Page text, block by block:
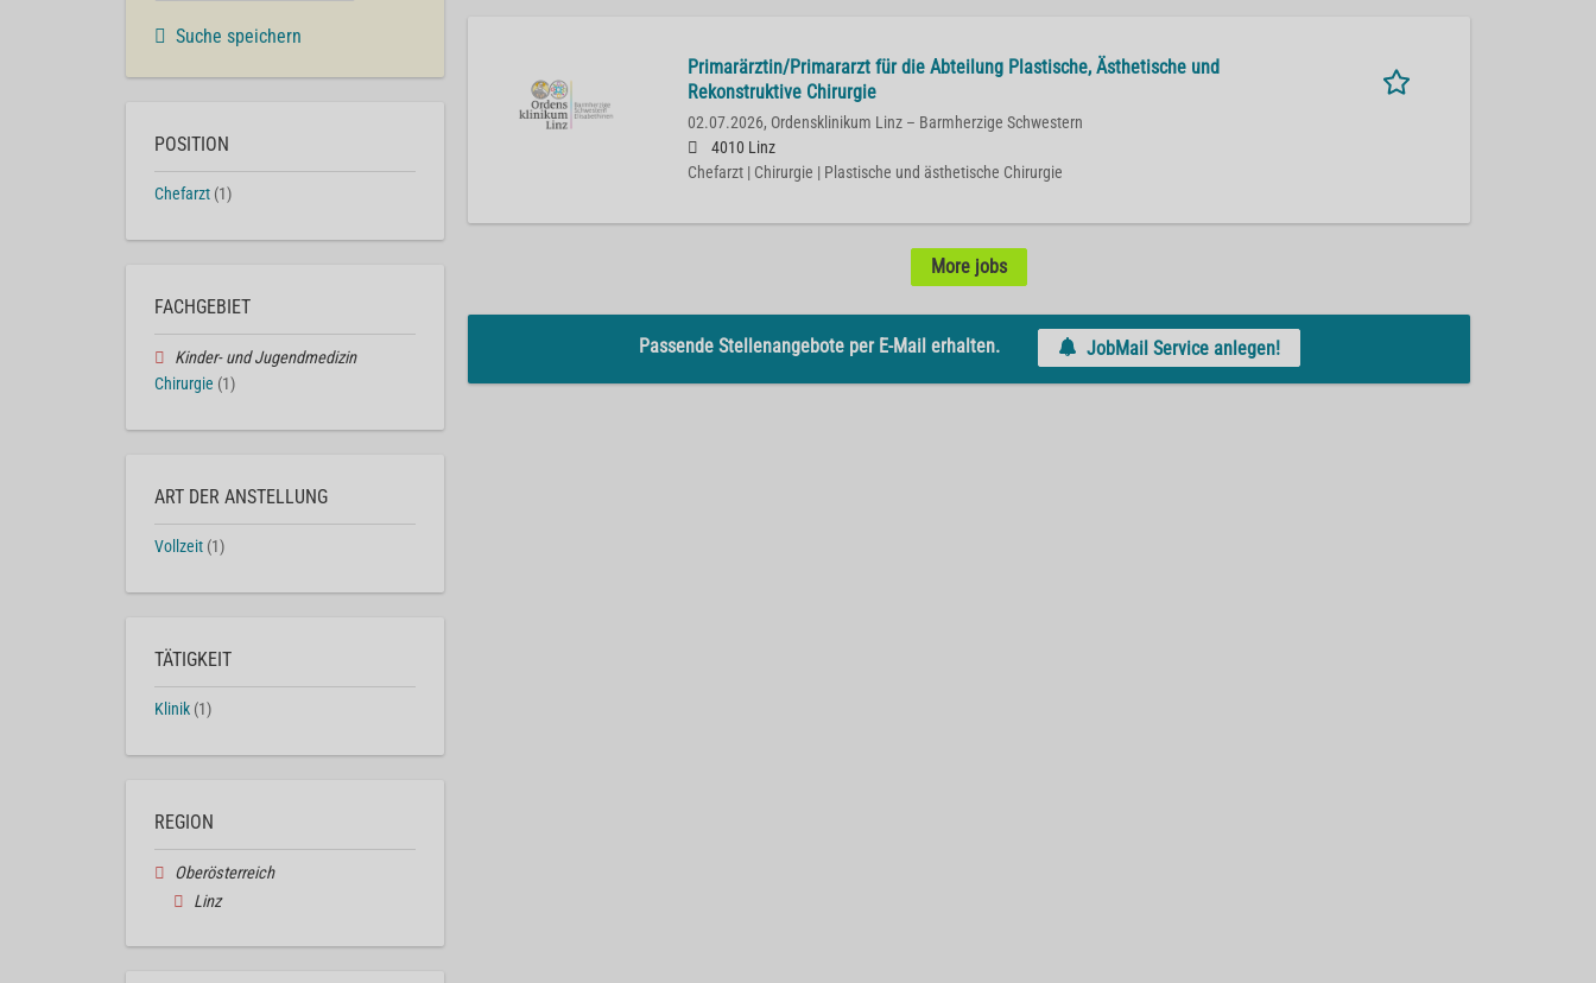
Primarärztin/Primararzt für die Abteilung Plastische, Ästhetische und
Rekonstruktive Chirurgie
02.07.2026, Ordensklinikum Linz – Barmherzige Schwestern
4010 Linz
Chefarzt | Chirurgie | Plastische und ästhetische Chirurgie
More jobs
Passende Stellenangebote per E-Mail erhalten. JobMail Service anlegen!
Suche speichern
POSITION
Chefarzt (1)
FACHGEBIET
Kinder- und Jugendmedizin
Chirurgie (1)
ART DER ANSTELLUNG
Vollzeit (1)
TÄTIGKEIT
Klinik (1)
REGION
Oberösterreich
Linz